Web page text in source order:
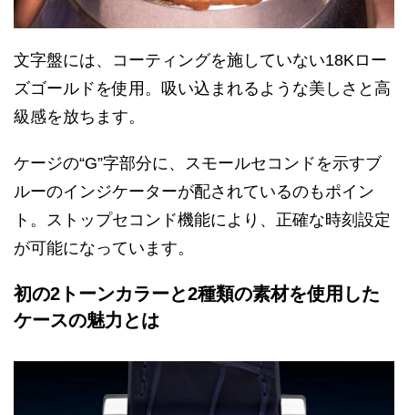
文字盤には、コーティングを施していない18Kロー
ズゴールドを使用。吸い込まれるような美しさと高
級感を放ちます。
ケージの“G”字部分に、スモールセコンドを示すブ
ルーのインジケーターが配されているのもポイン
ト。ストップセコンド機能により、正確な時刻設定
が可能になっています。
初の2トーンカラーと2種類の素材を使用した
ケースの魅力とは